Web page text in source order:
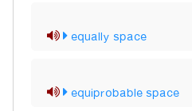
equally space
equiprobable space